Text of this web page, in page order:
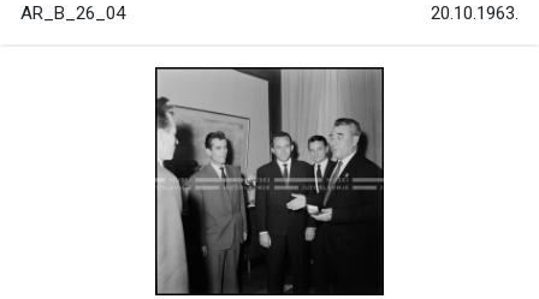
AR_B_26_04 20.10.1963.